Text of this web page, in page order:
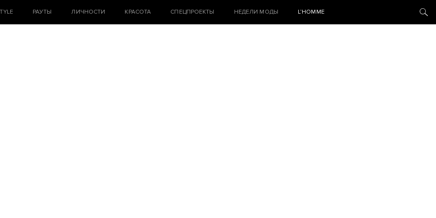
РАУТЫ ЛИЧНОСТИ КРАСОТА СПЕЦПРОЕКТЫ НЕДЕЛИ МОДЫ L’HOMME